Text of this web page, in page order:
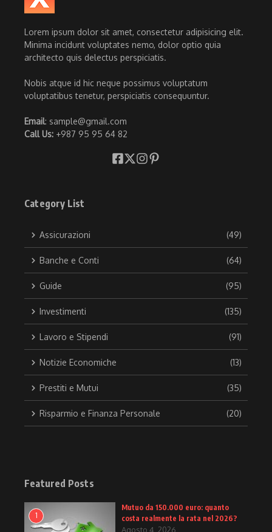
Lorem ipsum dolor sit amet, consectetur adipisicing elit.
Minima incidunt voluptates nemo, dolor optio quia
architecto quis delectus perspiciatis.
Nobis atque id hic neque possimus voluptatum
voluptatibus tenetur, perspiciatis consequuntur.
Email: sample@gmail.com
Call Us: +987 95 95 64 82
Category List
Assicurazioni (49)
Banche e Conti (64)
Guide (95)
Investimenti (135)
Lavoro e Stipendi (91)
Notizie Economiche (13)
Prestiti e Mutui (35)
Risparmio e Finanza Personale (20)
Featured Posts
1
Mutuo da 150.000 euro: quanto
costa realmente la rata nel 2026?
Agosto 4, 2026